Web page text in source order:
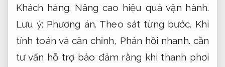
Khách hàng. Nâng cao hiệu quả vận hành.
Lưu ý: Phương án. Theo sát từng bước. Khi
tính toán và căn chỉnh, Phản hồi nhanh. cần
tư vấn hỗ trợ bảo đảm rằng khi thanh phơi